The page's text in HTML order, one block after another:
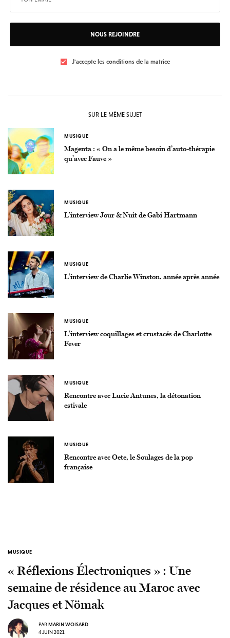
NOUS REJOINDRE
J'accepte les conditions de la matrice
SUR LE MÊME SUJET
MUSIQUE
Magenta : « On a le même besoin d’auto-thérapie
qu’avec Fauve »
MUSIQUE
L’interview Jour & Nuit de Gabi Hartmann
MUSIQUE
L’interview de Charlie Winston, année après année
MUSIQUE
L’interview coquillages et crustacés de Charlotte
Fever
MUSIQUE
Rencontre avec Lucie Antunes, la détonation
estivale
MUSIQUE
Rencontre avec Oete, le Soulages de la pop
française
MUSIQUE
« Réflexions Électroniques » : Une
semaine de résidence au Maroc avec
Jacques et Nömak
PARMARIN WOISARD
4 JUIN 2021